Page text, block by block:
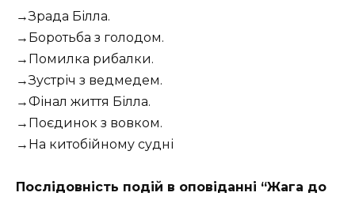
→Зрада Білла.
→Боротьба з голодом.
→Помилка рибалки.
→Зустріч з ведмедем.
→Фінал життя Білла.
→Поєдинок з вовком.
→На китобійному судні
Послідовність подій в оповіданні “Жага до